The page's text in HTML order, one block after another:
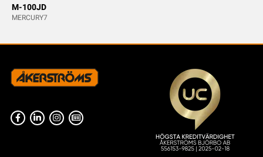
M-100JD
MERCURY7